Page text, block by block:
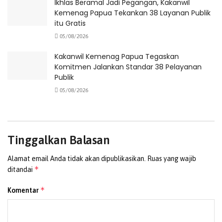
Lebih lanjut, Elvis Tabuni menyoroti pentingnya
kolaborasi antara pemerintah dan pihak gereja dalam
membangun masyarakat, baik dari sisi fisik maupun
merawat, dan memanfaatkan fasilitas tersebut dengan
sebaik-baiknya sebagai pusat pembinaan iman dan
Ikhlas Beramal Jadi Pegangan, Kakanwil
Kemenag Papua Tekankan 38 Layanan Publik
itu Gratis
05/08/2026
Kakanwil Kemenag Papua Tegaskan
Komitmen Jalankan Standar 38 Pelayanan
Publik
05/08/2026
Tinggalkan Balasan
Alamat email Anda tidak akan dipublikasikan. Ruas yang wajib
ditandai *
Komentar *